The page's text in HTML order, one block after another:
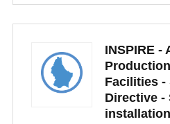
INSPIRE -
Facilities -
Directive -